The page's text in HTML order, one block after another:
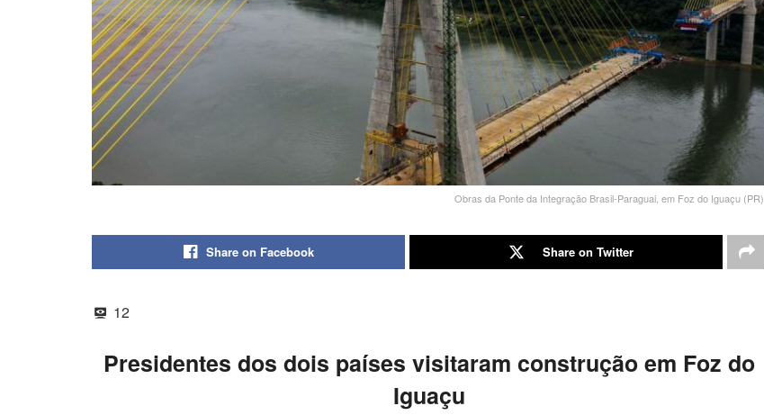
Obras da Ponte da Integração Brasil-Paraguai, em Foz do Iguaçu (PR).
Share on Facebook Share on Twitter
12
Presidentes dos dois países visitaram construção em Foz do
Iguaçu